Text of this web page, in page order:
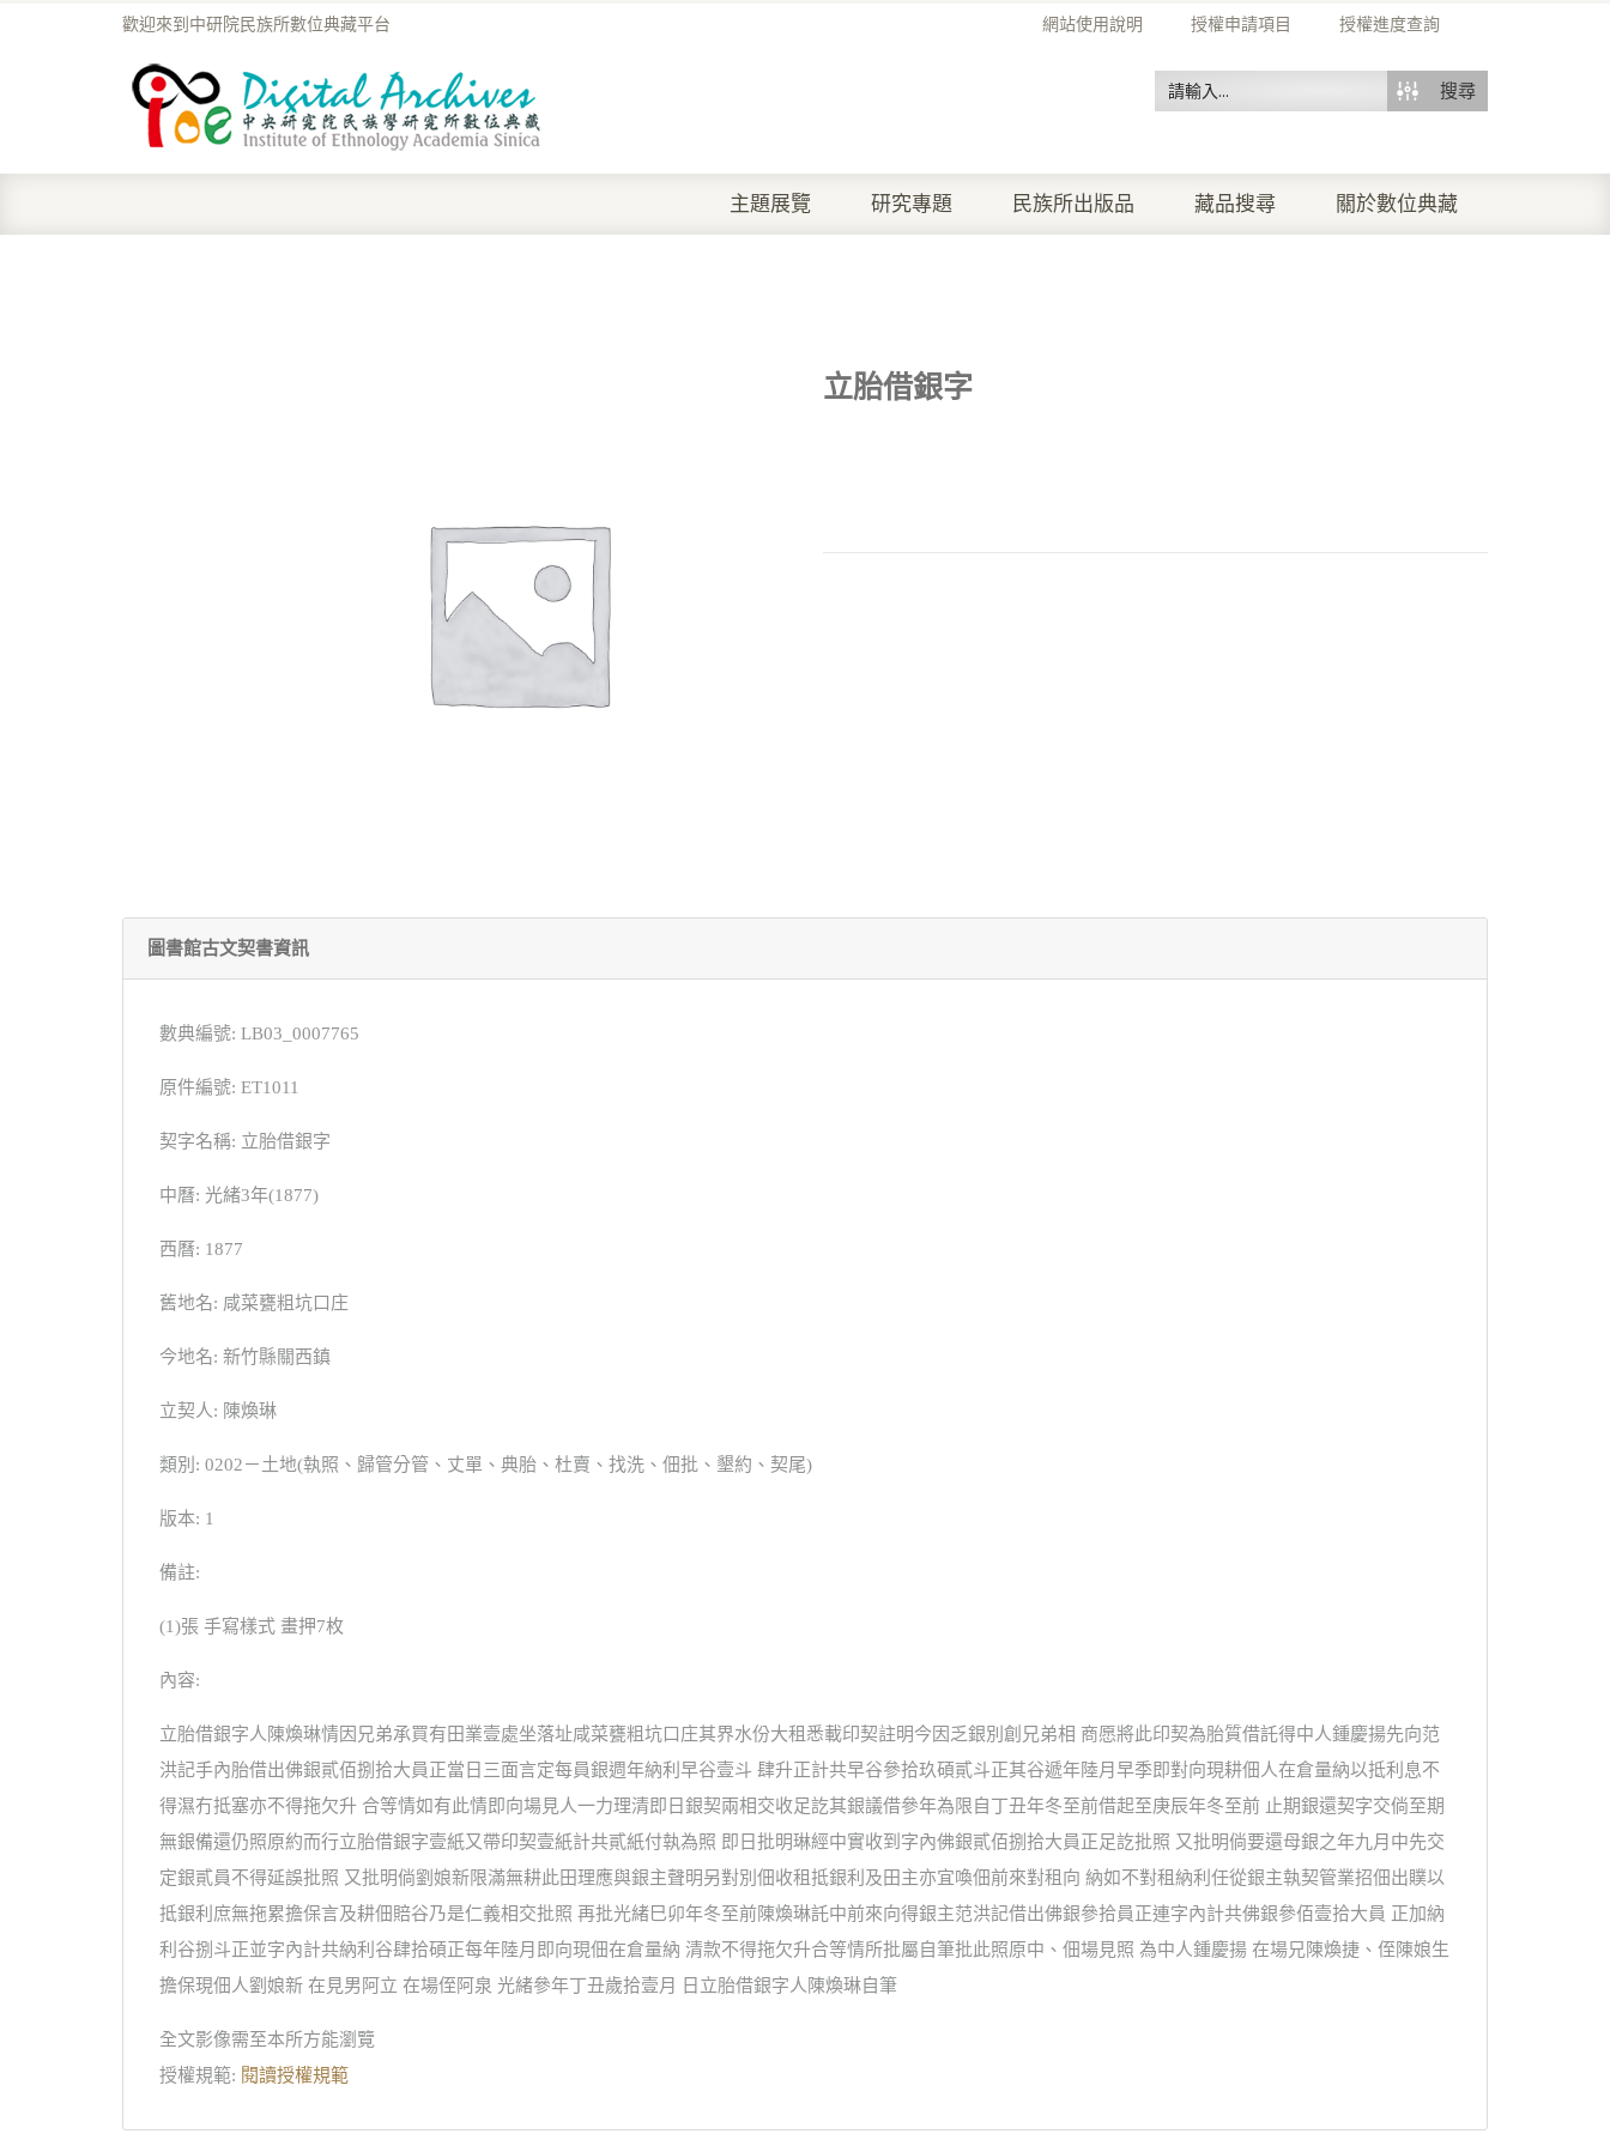
網站使用說明 授權申請項目 授權進度查詢
歡迎來到中研院民族所數位典藏平台
搜尋
主題展覽 研究專題 民族所出版品 藏品搜尋 關於數位典藏
立胎借銀字
圖書館古文契書資訊
數典編號: LB03_0007765
原件編號: ET1011
契字名稱: 立胎借銀字
中曆: 光緒3年(1877)
西曆: 1877
舊地名: 咸菜甕粗坑口庄
今地名: 新竹縣關西鎮
立契人: 陳煥琳
類別: 0202－土地(執照、歸管分管、丈單、典胎、杜賣、找洗、佃批、墾約、契尾)
版本: 1
備註:
(1)張 手寫樣式 畫押7枚
內容:
立胎借銀字人陳煥琳情因兄弟承買有田業壹處坐落址咸菜甕粗坑口庄其界水份大租悉載印契註明今因乏銀別創兄弟相 商愿將此印契為胎質借託得中人鍾慶揚先向范
洪記手內胎借出佛銀貳佰捌拾大員正當日三面言定每員銀週年納利早谷壹斗 肆升正計共早谷參拾玖碩貳斗正其谷遞年陸月早季即對向現耕佃人在倉量納以抵利息不
得濕冇抵塞亦不得拖欠升 合等情如有此情即向場見人一力理清即日銀契兩相交收足訖其銀議借參年為限自丁丑年冬至前借起至庚辰年冬至前 止期銀還契字交倘至期
無銀備還仍照原約而行立胎借銀字壹紙又帶印契壹紙計共貳紙付執為照 即日批明琳經中實收到字內佛銀貳佰捌拾大員正足訖批照 又批明倘要還母銀之年九月中先交
定銀貳員不得延誤批照 又批明倘劉娘新限滿無耕此田理應與銀主聲明另對別佃收租抵銀利及田主亦宜喚佃前來對租向 納如不對租納利任從銀主執契管業招佃出贌以
抵銀利庶無拖累擔保言及耕佃賠谷乃是仁義相交批照 再批光緒巳卯年冬至前陳煥琳託中前來向得銀主范洪記借出佛銀參拾員正連字內計共佛銀參佰壹拾大員 正加納
利谷捌斗正並字內計共納利谷肆拾碩正每年陸月即向現佃在倉量納 清款不得拖欠升合等情所批屬自筆批此照原中、佃場見照 為中人鍾慶揚 在場兄陳煥捷、侄陳娘生
擔保現佃人劉娘新 在見男阿立 在場侄阿泉 光緒參年丁丑歲拾壹月 日立胎借銀字人陳煥琳自筆
全文影像需至本所方能瀏覽
授權規範: 閱讀授權規範